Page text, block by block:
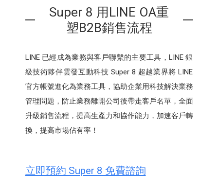
Super 8 用LINE OA重
塑B2B銷售流程
LINE 已經成為業務與客戶聯繫的主要工具，LINE 銀
級技術夥伴雲發互動科技 Super 8 超越業界將 LINE
官方帳號進化為業務工具，協助企業用科技解決業務
管理問題，防止業務離開公司後帶走客戶名單，全面
升級銷售流程，提高生產力和協作能力，加速客戶轉
換，提高市場佔有率！
立即預約 Super 8 免費諮詢